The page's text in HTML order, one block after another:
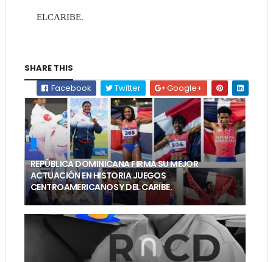
ELCARIBE.
SHARE THIS
Facebook
Twitter Google+
REPÚBLICA DOMINICANA FIRMA SU MEJOR
ACTUACIÓN EN HISTORIA JUEGOS
CENTROAMERICANOS Y DEL CARIBE.